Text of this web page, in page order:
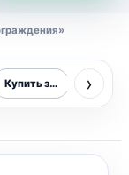
»
Купить забор ›